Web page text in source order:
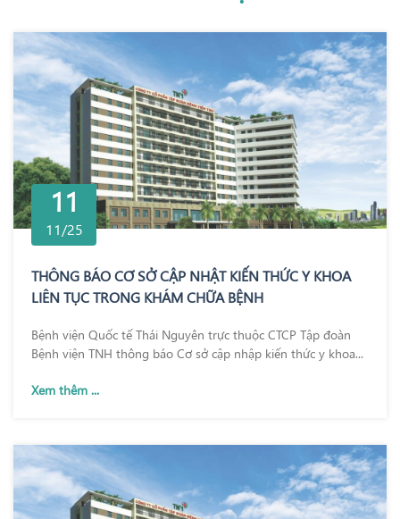
11
11/25
THÔNG BÁO CƠ SỞ CẬP NHẬT KIẾN THỨC Y KHOA
LIÊN TỤC TRONG KHÁM CHỮA BỆNH
Bệnh viện Quốc tế Thái Nguyên trực thuộc CTCP Tập đoàn
Bệnh viện TNH thông báo Cơ sở cập nhập kiến thức y khoa...
Xem thêm ...